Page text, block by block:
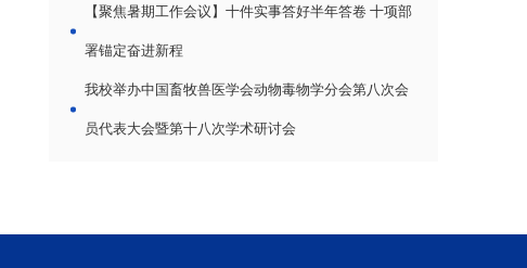
【聚焦暑期工作会议】十件实事答好半年答卷 十项部
署锚定奋进新程
我校举办中国畜牧兽医学会动物毒物学分会第八次会
员代表大会暨第十八次学术研讨会